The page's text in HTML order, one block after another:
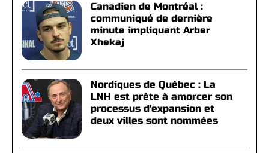
Canadien de Montréal :
communiqué de dernière
minute impliquant Arber
Xhekaj
Nordiques de Québec : La
LNH est prête à amorcer son
processus d'expansion et
deux villes sont nommées